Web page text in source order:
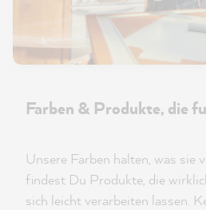
Farben & Produkte, die
Unsere Farben halten, was sie
findest Du Produkte, die
sich leicht verarbeiten lassen.